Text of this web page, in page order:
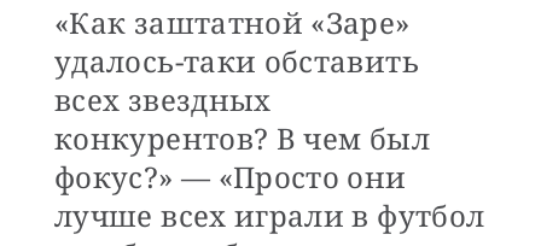
«Как заштатной «Заре»
удалось-таки обставить
всех звездных
конкурентов? В чем был
фокус?» — «Просто они
лучше всех играли в футбол